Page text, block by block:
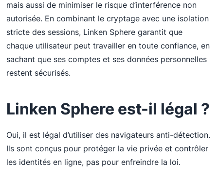
mais aussi de minimiser le risque d’interférence non
autorisée. En combinant le cryptage avec une isolation
stricte des sessions, Linken Sphere garantit que
chaque utilisateur peut travailler en toute confiance, en
sachant que ses comptes et ses données personnelles
restent sécurisés.
Linken Sphere est-il légal ?
Oui, il est légal d’utiliser des navigateurs anti-détection.
Ils sont conçus pour protéger la vie privée et contrôler
les identités en ligne, pas pour enfreindre la loi.